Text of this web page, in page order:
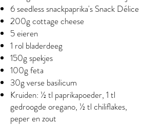
6 seedless snackpaprika's Snack Délice
200g cottage cheese
5 eieren
1 rol bladerdeeg
150g spekjes
100g feta
30g verse basilicum
Kruiden: ½ tl paprikapoeder, 1 tl
gedroogde oregano, ½ tl chiliflakes,
peper en zout